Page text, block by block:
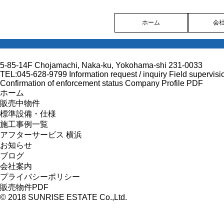
ホーム 会
5-85-14F Chojamachi, Naka-ku, Yokohama-shi 231-0033
TEL:045-628-9799 Information request / inquiry Field
Confirmation of enforcement status Company Profile PDF
ホーム
販売中物件
標準設備・仕様
施工事例一覧
アフターサービス 横浜
お知らせ
ブログ
会社案内
プライバシーポリシー
販売物件PDF
© 2018 SUNRISE ESTATE Co.,Ltd.